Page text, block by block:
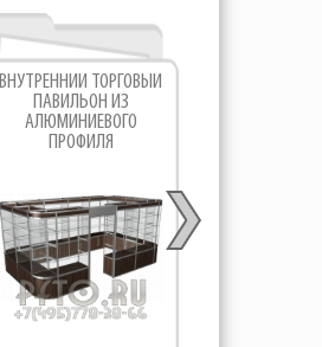
ВНУТРЕННИЙ ТОРГОВЫЙ
ПАВИЛЬОН ИЗ
АЛЮМИНИЕВОГО
ПРОФИЛЯ